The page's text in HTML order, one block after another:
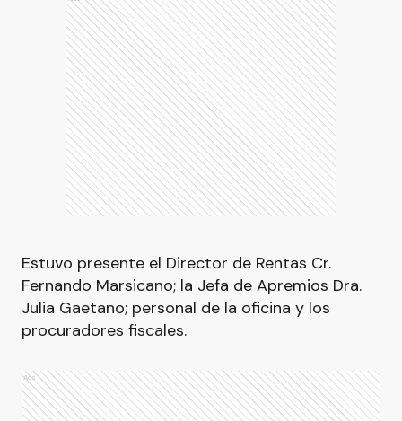
Estuvo presente el Director de Rentas Cr.
Fernando Marsicano; la Jefa de Apremios Dra.
Julia Gaetano; personal de la oficina y los
procuradores fiscales.
Ads